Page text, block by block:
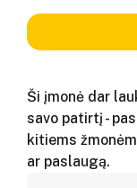
Ši įmonė dar
savo patirtį -
kitiems
ar paslaugą.